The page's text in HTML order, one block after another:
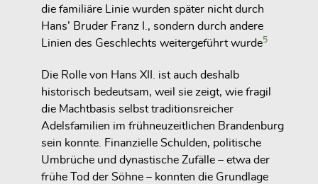
die familiäre Linie wurden später nicht durch
Hans’ Bruder Franz I., sondern durch andere
Linien des Geschlechts weitergeführt wurde5
Die Rolle von Hans XII. ist auch deshalb
historisch bedeutsam, weil sie zeigt, wie fragil
die Machtbasis selbst traditionsreicher
Adelsfamilien im frühneuzeitlichen Brandenburg
sein konnte. Finanzielle Schulden, politische
Umbrüche und dynastische Zufälle – etwa der
frühe Tod der Söhne – konnten die Grundlage